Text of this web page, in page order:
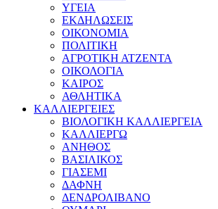
ΥΓΕΙΑ
ΕΚΔΗΛΩΣΕΙΣ
ΟΙΚΟΝΟΜΙΑ
ΠΟΛΙΤΙΚΗ
ΑΓΡΟΤΙΚΗ ΑΤΖΕΝΤΑ
ΟΙΚΟΛΟΓΙΑ
ΚΑΙΡΟΣ
ΑΘΛΗΤΙΚΑ
ΚΑΛΛΙΕΡΓΕΙΕΣ
ΒΙΟΛΟΓΙΚΗ ΚΑΛΛΙΕΡΓΕΙΑ
ΚΑΛΛΙΕΡΓΩ
ΑΝΗΘΟΣ
ΒΑΣΙΛΙΚΟΣ
ΓΙΑΣΕΜΙ
ΔΑΦΝΗ
ΔΕΝΔΡΟΛΙΒΑΝΟ